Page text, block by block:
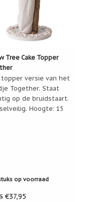
more as possible
I am just happy
he is happy that he
years
Tree Cake Topper
topper versie van het
Together. Staat
op de bruidstaart.
Hoogte: 15
op voorraad
€37,95